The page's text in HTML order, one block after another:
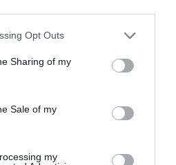
app uses one or more Google
behaviour. You may click to
and its third-party tags to
purposes in below Google
Opt Outs
Sharing of my
Sale of my
my